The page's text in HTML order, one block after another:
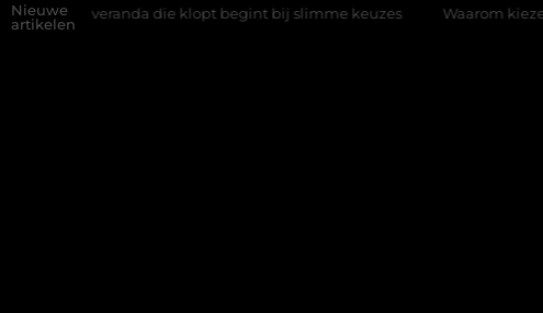
Nieuwe
artikelen
die klopt begint bij slimme keuzes Waarom kiezen voor een